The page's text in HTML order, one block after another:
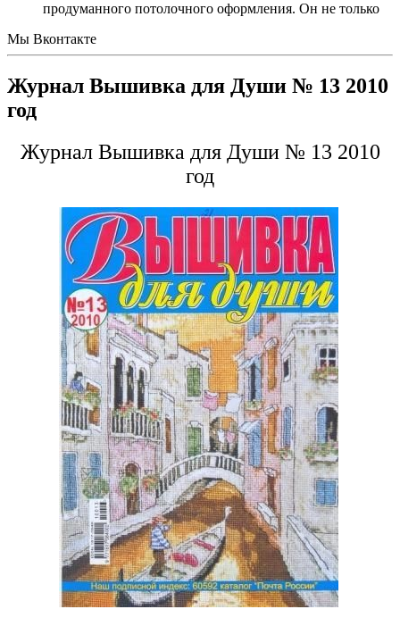
продуманного потолочного оформления. Он не только
Мы Вконтакте
Журнал Вышивка для Души № 13 2010
год
Журнал Вышивка для Души № 13 2010
год